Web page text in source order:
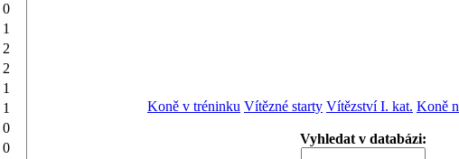
0
1
2
2
1
1
0
0
Koně v tréninku Vítězné starty Vítězství I. kat. Koně
Vyhledat v databázi: